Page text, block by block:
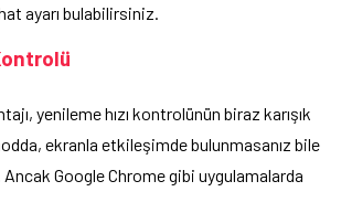
ayarı bulabilirsiniz.
yenileme hızı kontrolünün biraz karışık
ekranla etkileşimde bulunmasanız bile
Ancak Google Chrome gibi uygulamalarda